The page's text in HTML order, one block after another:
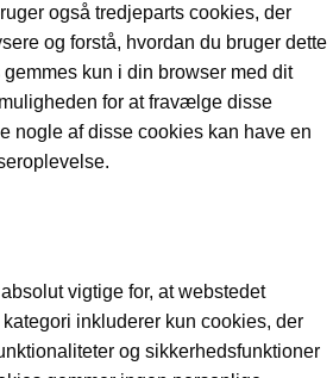
også tredjeparts cookies, der
og forstå, hvordan du bruger dette
kun i din browser med dit
for at fravælge disse
nogle af disse cookies kan have en
vigtige for, at webstedet
inkluderer kun cookies, der
og sikkerhedsfunktioner